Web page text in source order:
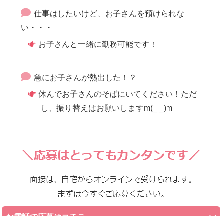
仕事はしたいけど、お子さんを預けられな
い・・・
お子さんと一緒に勤務可能です！
急にお子さんが熱出した！？
休んでお子さんのそばにいてください！ただ
し、振り替えはお願いしますm(_ _)m